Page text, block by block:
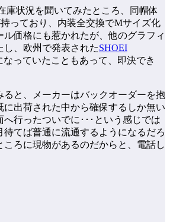
庫状況を聞いてみたところ、同帽体
っており、内装全交換でMサイズ化
ル価格にも惹かれたが、他のグラフィ
し、欧州で発表されたSHOEI
なっていたこともあって、即決でき
ると、メーカーはバックオーダーを抱
に出荷された中から確保するしか無い
行ったついでに･･･という感じでは
てば普通に流通するようになるだろ
ころに現物があるのだからと、電話し